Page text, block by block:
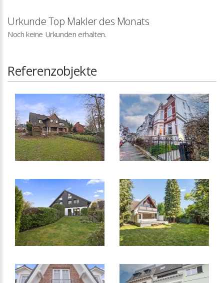
Urkunde Top Makler des Monats
Noch keine Urkunden erhalten.
Referenzobjekte